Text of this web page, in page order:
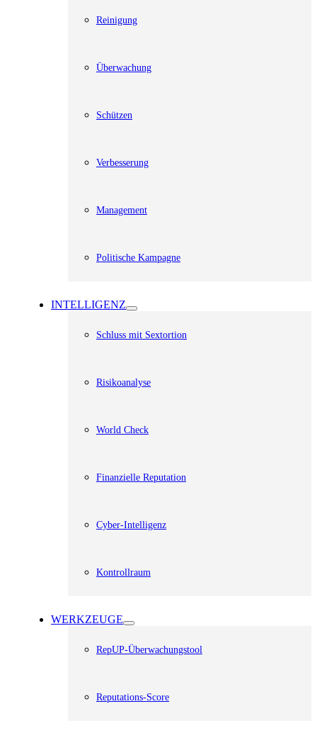
Reinigung
Überwachung
Schützen
Verbesserung
Management
Politische Kampagne
INTELLIGENZ
Schluss mit Sextortion
Risikoanalyse
World Check
Finanzielle Reputation
Cyber-Intelligenz
Kontrollraum
WERKZEUGE
RepUP-Überwachungstool
Reputations-Score